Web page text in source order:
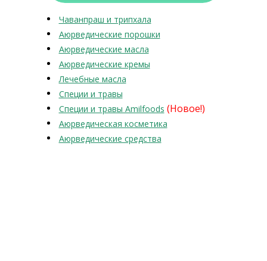
Чаванпраш и трипхала
Аюрведические порошки
Аюрведические масла
Аюрведические кремы
Лечебные масла
Специи и травы
Специи и травы Amilfoods (Новое!)
Аюрведическая косметика
Аюрведические средства